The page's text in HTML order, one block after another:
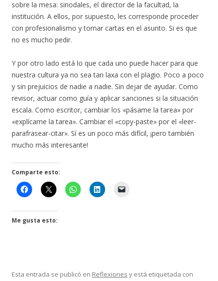
sobre la mesa: sinodales, el director de la facultad, la
institución. A ellos, por supuesto, les corresponde proceder
con profesionalismo y tomar cartas en el asunto. Si es que
no es mucho pedir.
Y por otro lado está lo que cada uno puede hacer para que
nuestra cultura ya no sea tan laxa con el plagio. Poco a poco
y sin prejuicios de nadie a nadie. Sin dejar de ayudar. Como
revisor, actuar como guía y aplicar sanciones si la situación
escala. Como escritor, cambiar los «pásame la tarea» por
«explícame la tarea». Cambiar el «copy-paste» por el «leer-
parafrasear-citar». Sí es un poco más difícil, ¡pero también
mucho más interesante!
Comparte esto:
Me gusta esto:
Esta entrada se publicó en Reflexiones y está etiquetada con